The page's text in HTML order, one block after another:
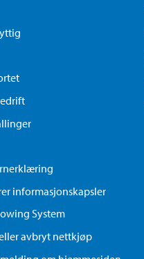
informasjonskapsler
System
avbryt nettkjøp